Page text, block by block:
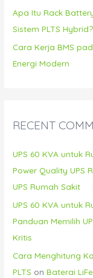
Apa Itu Rack
Sistem PLTS Hybrid?
Cara Kerja BMS
Energi Modern
RECENT
UPS 60 KVA untuk
Power Quality UPS
UPS Rumah Sakit
UPS 60 KVA untuk
Panduan Memilih
Kritis
Cara Menghitung
PLTS onBaterai